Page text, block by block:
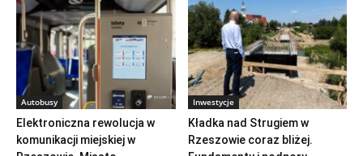
Autobusy
Elektroniczna rewolucja w
komunikacji miejskiej w
Inwestycje
Kładka nad Strugiem w
Rzeszowie coraz bliżej.